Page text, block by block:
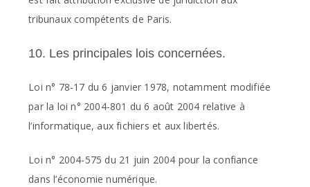
tribunaux compétents de Paris.
10. Les principales lois concernées.
Loi n° 78-17 du 6 janvier 1978, notamment modifiée
par la loi n° 2004-801 du 6 août 2004 relative à
l’informatique, aux fichiers et aux libertés.
Loi n° 2004-575 du 21 juin 2004 pour la confiance
dans l’économie numérique.